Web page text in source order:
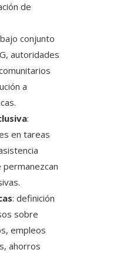
de
conjunto
autoridades
a
:
en tareas
: definición
sobre
empleos
ahorros